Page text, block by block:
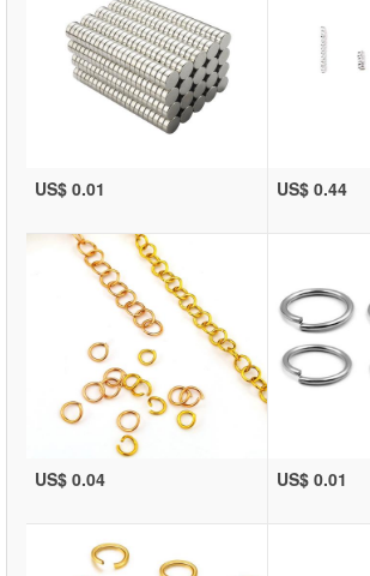
US$ 0.01 US$ 0.44
US$ 0.04 US$ 0.01